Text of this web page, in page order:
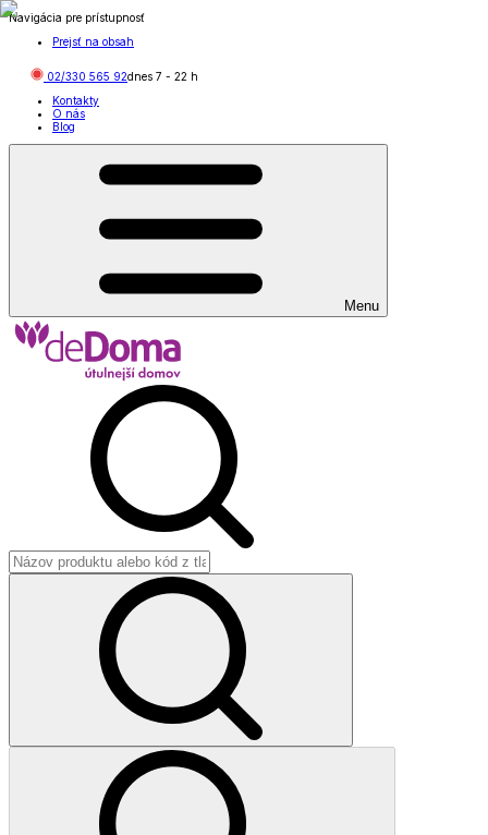
Navigácia pre prístupnosť
Prejsť na obsah
02/330 565 92dnes 7 - 22 h
Kontakty
O nás
Blog
Menu